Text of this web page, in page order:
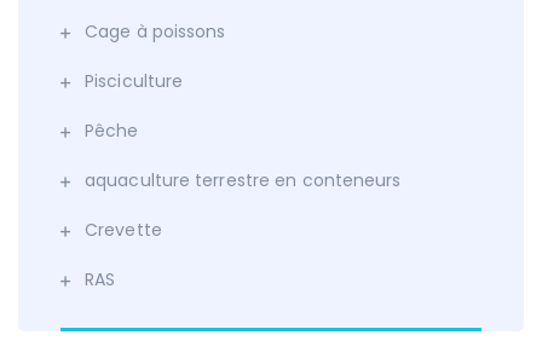
Cage à poissons
Pisciculture
Pêche
aquaculture terrestre en conteneurs
Crevette
RAS